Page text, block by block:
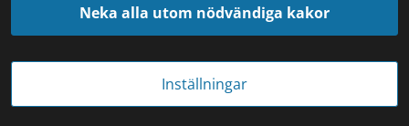
Neka alla utom nödvändiga kakor
Inställningar